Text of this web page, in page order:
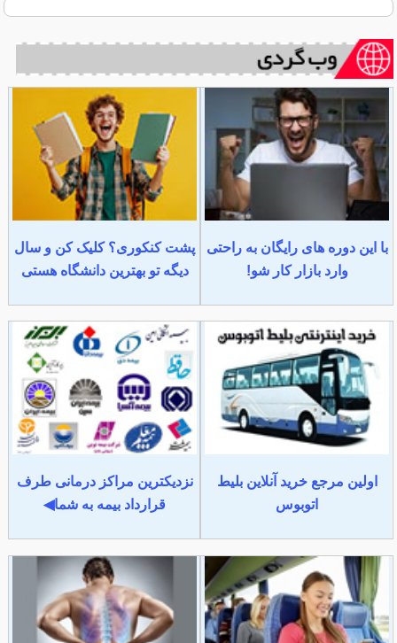
با این دوره های رایگان به راحتی
وارد بازار کار شو!
پشت کنکوری؟ کلیک کن و سال
دیگه تو بهترین دانشگاه هستی
اولین مرجع خرید آنلاین بلیط
اتوبوس
نزدیکترین مراکز درمانی طرف
قرارداد بیمه به شما◀